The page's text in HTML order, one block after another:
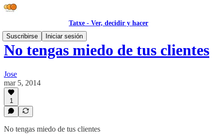
Tatxe - Ver, decidir y hacer
Suscribirse
Iniciar sesión
No tengas miedo de tus clientes
Jose
mar 5, 2014
1
No tengas miedo de tus clientes